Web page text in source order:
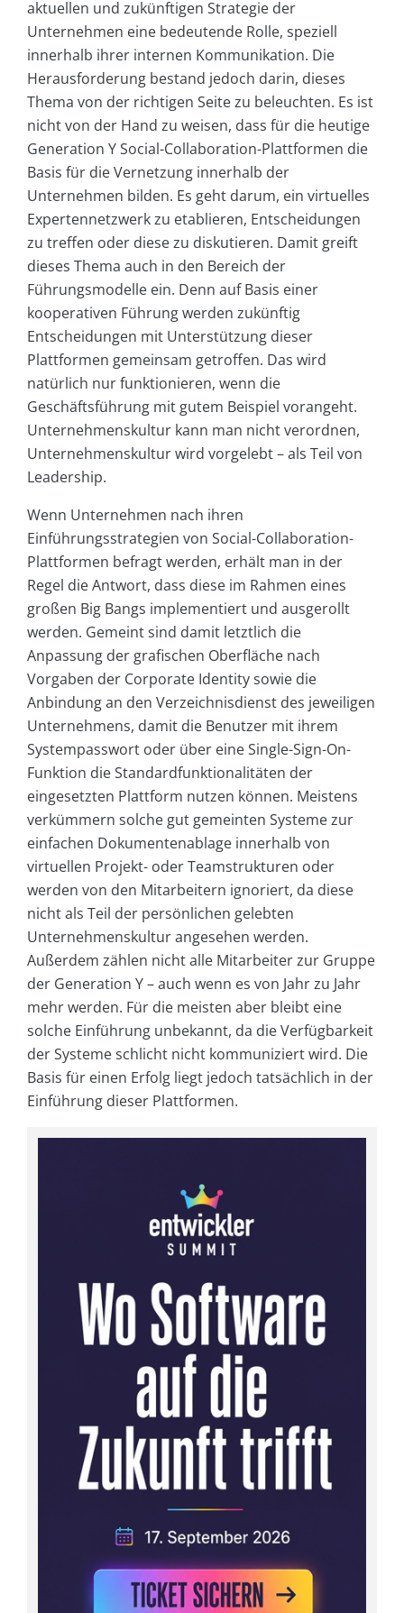
aktuellen und zukünftigen Strategie der
Unternehmen eine bedeutende Rolle, speziell
innerhalb ihrer internen Kommunikation. Die
Herausforderung bestand jedoch darin, dieses
Thema von der richtigen Seite zu beleuchten. Es ist
nicht von der Hand zu weisen, dass für die heutige
Generation Y Social-Collaboration-Plattformen die
Basis für die Vernetzung innerhalb der
Unternehmen bilden. Es geht darum, ein virtuelles
Expertennetzwerk zu etablieren, Entscheidungen
zu treffen oder diese zu diskutieren. Damit greift
dieses Thema auch in den Bereich der
Führungsmodelle ein. Denn auf Basis einer
kooperativen Führung werden zukünftig
Entscheidungen mit Unterstützung dieser
Plattformen gemeinsam getroffen. Das wird
natürlich nur funktionieren, wenn die
Geschäftsführung mit gutem Beispiel vorangeht.
Unternehmenskultur kann man nicht verordnen,
Unternehmenskultur wird vorgelebt – als Teil von
Leadership.
Wenn Unternehmen nach ihren
Einführungsstrategien von Social-Collaboration-
Plattformen befragt werden, erhält man in der
Regel die Antwort, dass diese im Rahmen eines
großen Big Bangs implementiert und ausgerollt
werden. Gemeint sind damit letztlich die
Anpassung der grafischen Oberfläche nach
Vorgaben der Corporate Identity sowie die
Anbindung an den Verzeichnisdienst des jeweiligen
Unternehmens, damit die Benutzer mit ihrem
Systempasswort oder über eine Single-Sign-On-
Funktion die Standardfunktionalitäten der
eingesetzten Plattform nutzen können. Meistens
verkümmern solche gut gemeinten Systeme zur
einfachen Dokumentenablage innerhalb von
virtuellen Projekt- oder Teamstrukturen oder
werden von den Mitarbeitern ignoriert, da diese
nicht als Teil der persönlichen gelebten
Unternehmenskultur angesehen werden.
Außerdem zählen nicht alle Mitarbeiter zur Gruppe
der Generation Y – auch wenn es von Jahr zu Jahr
mehr werden. Für die meisten aber bleibt eine
solche Einführung unbekannt, da die Verfügbarkeit
der Systeme schlicht nicht kommuniziert wird. Die
Basis für einen Erfolg liegt jedoch tatsächlich in der
Einführung dieser Plattformen.